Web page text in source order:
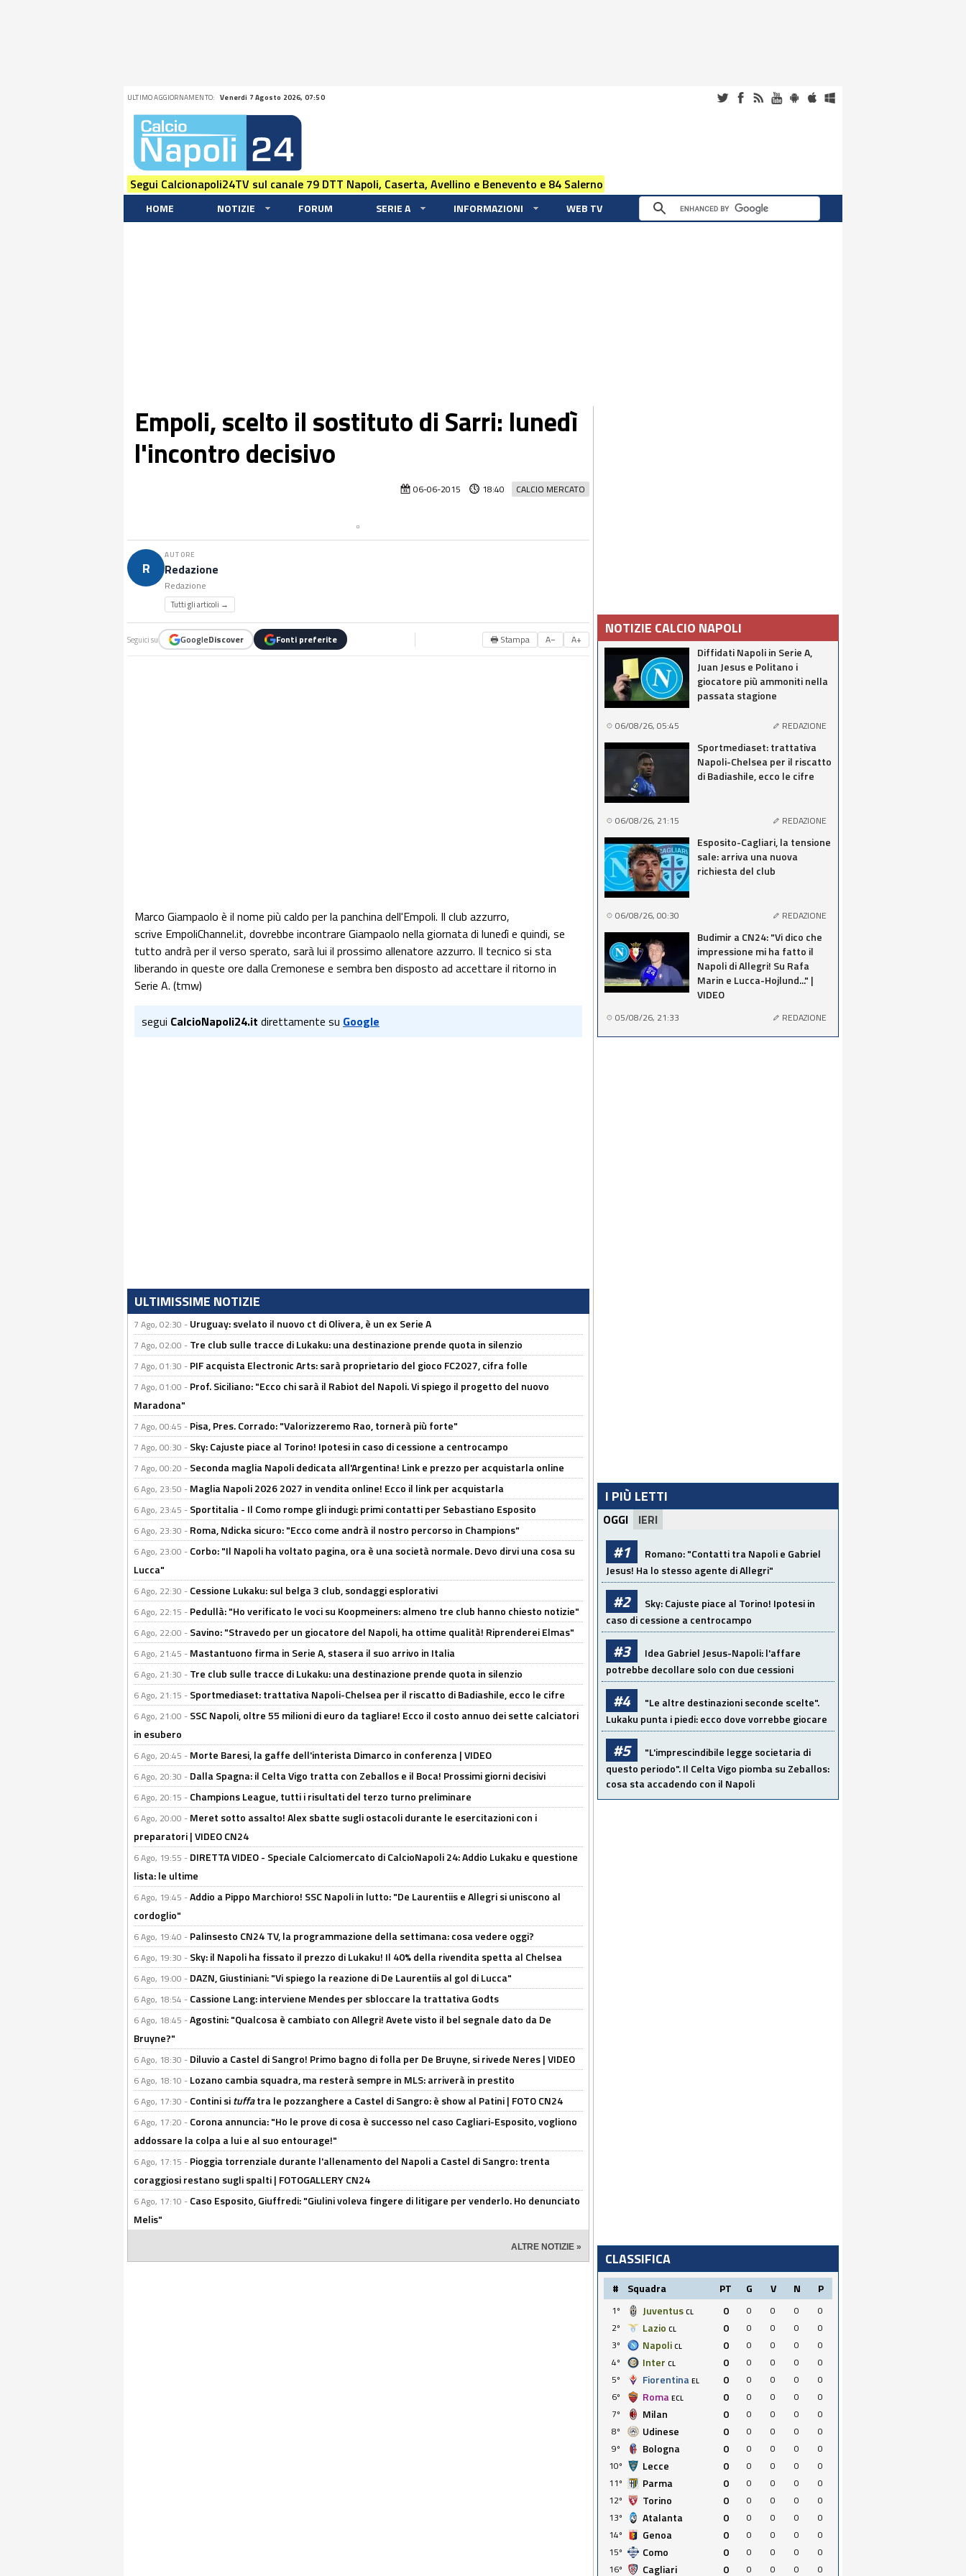
ULTIMO AGGIORNAMENTO: Venerdi 7 Agosto 2026, 07:50
Segui Calcionapoli24TV sul canale 79 DTT Napoli, Caserta, Avellino e Benevento e 84 Salerno
HOME NOTIZIE FORUM SERIE A INFORMAZIONI WEB TV
Empoli, scelto il sostituto di Sarri: lunedì
l'incontro decisivo
CALCIO MERCATO
06-06-2015 18:40
R
AUTORE
Redazione
Redazione
Tutti gli articoli →
Seguici su GoogleDiscover Fonti preferite 🖶 Stampa A− A+
Marco Giampaolo è il nome più caldo per la panchina dell'Empoli. Il club azzurro,
scrive EmpoliChannel.it, dovrebbe incontrare Giampaolo nella giornata di lunedì e quindi, se
tutto andrà per il verso sperato, sarà lui il prossimo allenatore azzurro. Il tecnico si sta
liberando in queste ore dalla Cremonese e sembra ben disposto ad accettare il ritorno in
Serie A. (tmw)
segui CalcioNapoli24.it direttamente su Google
ULTIMISSIME NOTIZIE
7 Ago, 02:30 - Uruguay: svelato il nuovo ct di Olivera, è un ex Serie A
7 Ago, 02:00 - Tre club sulle tracce di Lukaku: una destinazione prende quota in silenzio
7 Ago, 01:30 - PIF acquista Electronic Arts: sarà proprietario del gioco FC2027, cifra folle
7 Ago, 01:00 - Prof. Siciliano: "Ecco chi sarà il Rabiot del Napoli. Vi spiego il progetto del nuovo
Maradona"
7 Ago, 00:45 - Pisa, Pres. Corrado: "Valorizzeremo Rao, tornerà più forte"
7 Ago, 00:30 - Sky: Cajuste piace al Torino! Ipotesi in caso di cessione a centrocampo
7 Ago, 00:20 - Seconda maglia Napoli dedicata all'Argentina! Link e prezzo per acquistarla online
6 Ago, 23:50 - Maglia Napoli 2026 2027 in vendita online! Ecco il link per acquistarla
6 Ago, 23:45 - Sportitalia - Il Como rompe gli indugi: primi contatti per Sebastiano Esposito
6 Ago, 23:30 - Roma, Ndicka sicuro: "Ecco come andrà il nostro percorso in Champions"
6 Ago, 23:00 - Corbo: "Il Napoli ha voltato pagina, ora è una società normale. Devo dirvi una cosa su
Lucca"
6 Ago, 22:30 - Cessione Lukaku: sul belga 3 club, sondaggi esplorativi
6 Ago, 22:15 - Pedullà: "Ho verificato le voci su Koopmeiners: almeno tre club hanno chiesto notizie"
6 Ago, 22:00 - Savino: "Stravedo per un giocatore del Napoli, ha ottime qualità! Riprenderei Elmas"
6 Ago, 21:45 - Mastantuono firma in Serie A, stasera il suo arrivo in Italia
6 Ago, 21:30 - Tre club sulle tracce di Lukaku: una destinazione prende quota in silenzio
6 Ago, 21:15 - Sportmediaset: trattativa Napoli-Chelsea per il riscatto di Badiashile, ecco le cifre
6 Ago, 21:00 - SSC Napoli, oltre 55 milioni di euro da tagliare! Ecco il costo annuo dei sette calciatori
in esubero
6 Ago, 20:45 - Morte Baresi, la gaffe dell'interista Dimarco in conferenza | VIDEO
6 Ago, 20:30 - Dalla Spagna: il Celta Vigo tratta con Zeballos e il Boca! Prossimi giorni decisivi
6 Ago, 20:15 - Champions League, tutti i risultati del terzo turno preliminare
6 Ago, 20:00 - Meret sotto assalto! Alex sbatte sugli ostacoli durante le esercitazioni con i
preparatori | VIDEO CN24
6 Ago, 19:55 - DIRETTA VIDEO - Speciale Calciomercato di CalcioNapoli 24: Addio Lukaku e questione
lista: le ultime
6 Ago, 19:45 -Addio a Pippo Marchioro! SSC Napoli in lutto: "De Laurentiis e Allegri si uniscono al
cordoglio"
6 Ago, 19:40 - Palinsesto CN24 TV, la programmazione della settimana: cosa vedere oggi?
6 Ago, 19:30 - Sky: il Napoli ha fissato il prezzo di Lukaku! Il 40% della rivendita spetta al Chelsea
6 Ago, 19:00 - DAZN, Giustiniani: "Vi spiego la reazione di De Laurentiis al gol di Lucca"
6 Ago, 18:54 - Cassione Lang: interviene Mendes per sbloccare la trattativa Godts
6 Ago, 18:45 -Agostini: "Qualcosa è cambiato con Allegri! Avete visto il bel segnale dato da De
Bruyne?"
6 Ago, 18:30 - Diluvio a Castel di Sangro! Primo bagno di folla per De Bruyne, si rivede Neres | VIDEO
6 Ago, 18:10 - Lozano cambia squadra, ma resterà sempre in MLS: arriverà in prestito
6 Ago, 17:30 - Contini situffatra le pozzanghere a Castel di Sangro: è show al Patini | FOTO CN24
6 Ago, 17:20 - Corona annuncia: "Ho le prove di cosa è successo nel caso Cagliari-Esposito, vogliono
addossare la colpa a lui e al suo entourage!"
6 Ago, 17:15 - Pioggia torrenziale durante l'allenamento del Napoli a Castel di Sangro: trenta
coraggiosi restano sugli spalti | FOTOGALLERY CN24
6 Ago, 17:10 - Caso Esposito, Giuffredi: "Giulini voleva fingere di litigare per venderlo. Ho denunciato
Melis"
ALTRE NOTIZIE »
NOTIZIE CALCIO NAPOLI
Diffidati Napoli in Serie A,
Juan Jesus e Politano i
giocatore più ammoniti nella
passata stagione
06/08/26, 05:45 REDAZIONE
Sportmediaset: trattativa
Napoli-Chelsea per il riscatto
di Badiashile, ecco le cifre
06/08/26, 21:15 REDAZIONE
Esposito-Cagliari, la tensione
sale: arriva una nuova
richiesta del club
06/08/26, 00:30 REDAZIONE
Budimir a CN24: "Vi dico che
impressione mi ha fatto il
Napoli di Allegri! Su Rafa
Marin e Lucca-Hojlund..." |
VIDEO
05/08/26, 21:33 REDAZIONE
I PIÙ LETTI
OGGI IERI
#1
Romano: "Contatti tra Napoli e Gabriel
Jesus! Ha lo stesso agente di Allegri"
#2
Sky: Cajuste piace al Torino! Ipotesi in
caso di cessione a centrocampo
#3
Idea Gabriel Jesus-Napoli: l'affare
potrebbe decollare solo con due cessioni
#4
"Le altre destinazioni seconde scelte".
Lukaku punta i piedi: ecco dove vorrebbe giocare
#5
"L'imprescindibile legge societaria di
questo periodo". Il Celta Vigo piomba su Zeballos:
cosa sta accadendo con il Napoli
CLASSIFICA
# Squadra PT G V N P
1º Juventus CL 0 0 0 0
0
2º
Lazio CL 0 0 0 0
0
3º
Napoli CL 0 0 0 0
0
4º
Inter CL 0 0 0 0
0
5º
Fiorentina EL 0 0 0 0
0
6º
Roma ECL 0 0 0 0
0
7º
Milan 0 0 0 0
0
8º
Udinese 0 0 0 0
0
9º
Bologna 0 0 0 0
0
10º
Lecce 0 0 0 0
0
11º
Parma 0 0 0 0
0
12º
Torino 0 0 0 0
0
13º
Atalanta 0 0 0 0
0
14º
Genoa 0 0 0 0
0
15º
Como 0 0 0 0
0
16º
Cagliari 0 0 0 0 0